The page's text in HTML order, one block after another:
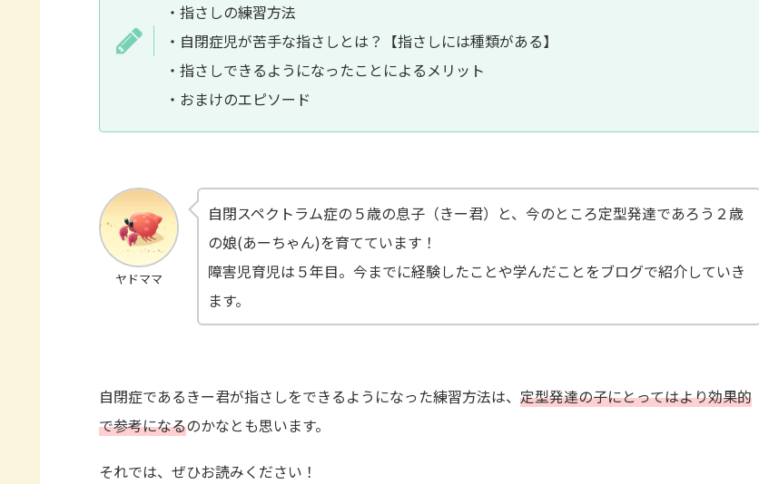
・指さしの練習方法
・自閉症児が苦手な指さしとは？【指さしには種類がある】
・指さしできるようになったことによるメリット
・おまけのエピソード
ヤドママ
自閉スペクトラム症の５歳の息子（きー君）と、今のところ定型発達であろう２歳
の娘(あーちゃん)を育てています！
障害児育児は５年目。今までに経験したことや学んだことをブログで紹介していき
ます。
自閉症であるきー君が指さしをできるようになった練習方法は、 定型発達の子にとってはより効果的
で参考になるのかなとも思います。
それでは、ぜひお読みください！